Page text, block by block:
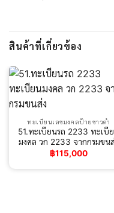
สินค้าที่เกี่ยวข้อง
ทะเบียนเลขมงคลป้ายขาวดำ
51.ทะเบียนรถ 2233 ทะเบี
มงคล วก 2233 จากกรมขน
฿115,000